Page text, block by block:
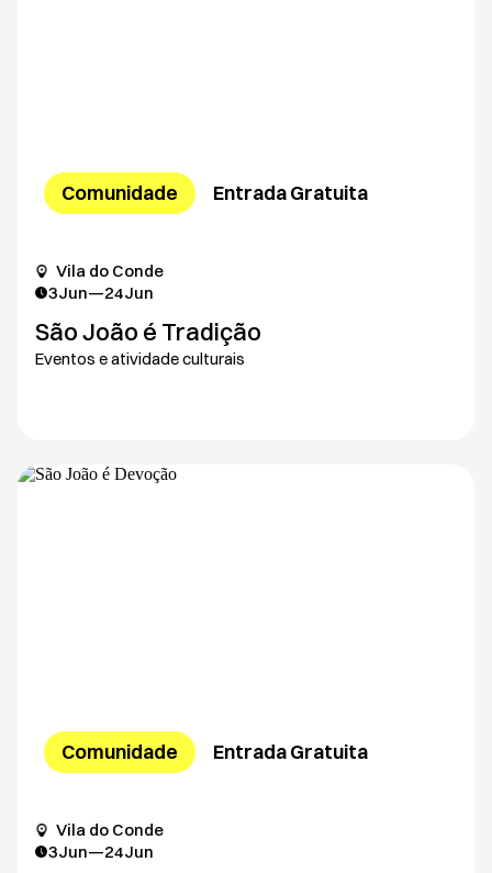
Comunidade Entrada Gratuita
Vila do Conde
3Jun—24Jun
São João é Tradição
Eventos e atividade culturais
Comunidade Entrada Gratuita
Vila do Conde
3Jun—24Jun